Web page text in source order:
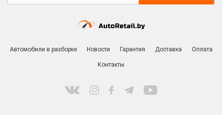
Автомобили в разборке Новости Гарантия Доставка Оплата
Контакты